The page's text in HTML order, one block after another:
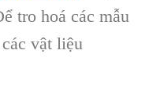
tro hoá các mẫu
vật liệu